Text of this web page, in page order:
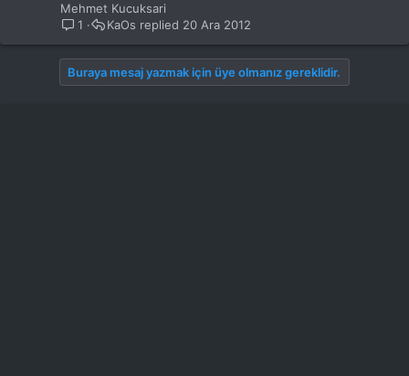
Mehmet Kucuksari
1
20 Ara 2012
KaOs
Buraya mesaj yazmak için üye olmanız gereklidir.